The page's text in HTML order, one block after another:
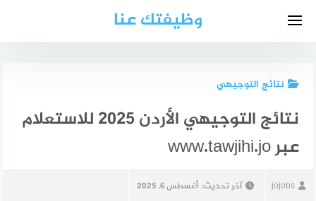
وظيفتك عنا
نتائج التوجيهي
نتائج التوجيهي الأردن 2025 للاستعلام
عبر www.tawjihi.jo
jojobs آخر تحديث: أغسطس 6, 2025